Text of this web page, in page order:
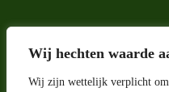
Wij hechten waarde
Wij zijn wettelijk verplicht om